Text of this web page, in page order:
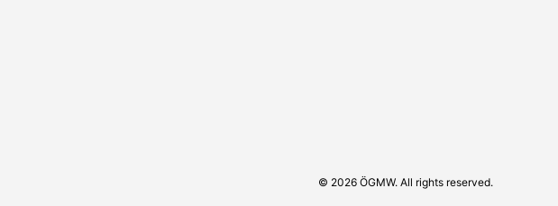
© 2026 ÖGMW. All rights reserved.